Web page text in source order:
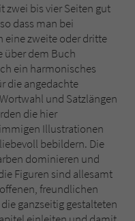
zwei bis vier Seiten gut
dass man bei
eine zweite oder dritte
über dem Buch
ein harmonisches
die angedachte
und Satzlängen
die hier
Illustrationen
bebildern. Die
dominieren und
Figuren sind allesamt
freundlichen
ganzseitig gestalteten